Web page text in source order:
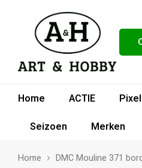
Home ACTIE
Seizoen
Merken
Home DMC Mouline 371